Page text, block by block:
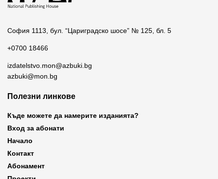
София 1113, бул. “Цариградско шосе” № 125, бл. 5
+0700 18466
izdatelstvo.mon@azbuki.bg
azbuki@mon.bg
Полезни линкове
Къде можете да намерите изданията?
Вход за абонати
Начало
Контакт
Абонамент